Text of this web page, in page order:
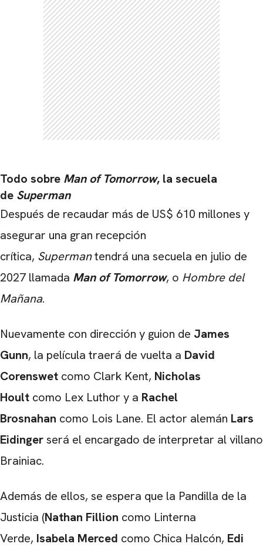
Todo sobre Man of Tomorrow, la secuela
de Superman
Después de recaudar más de US$ 610 millones y
asegurar una gran recepción
crítica, Supermantendrá una secuela en julio de
2027 llamada Man of Tomorrow, o Hombre del
Mañana.
Nuevamente con dirección y guion de James
Gunn, la película traerá de vuelta a David
Corenswet como Clark Kent, Nicholas
Hoult como Lex Luthor y a Rachel
Brosnahan como Lois Lane. El actor alemán Lars
Eidingerserá el encargado de interpretar al villano
Brainiac.
Además de ellos, se espera que la Pandilla de la
Justicia (Nathan Fillion como Linterna
Verde, Isabela Merced como Chica Halcón, Edi
CARREGANDO PUBLICIDADE